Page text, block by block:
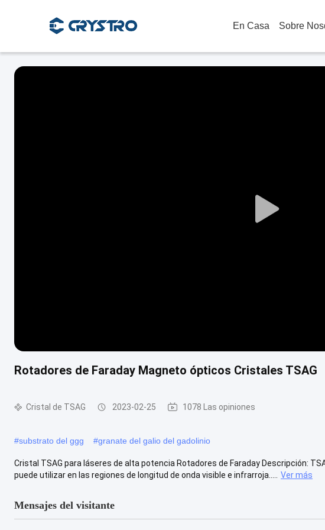
En Casa Sobre
Play
Rotadores de Faraday Magneto ópticos Cristales TSAG
Cristal de TSAG 2023-02-25 1078 Las opiniones
#substrato del ggg #granate del galio del gadolinio
Cristal TSAG para láseres de alta potencia Rotadores de Faraday Descripción:
puede utilizar en las regiones de longitud de onda visible e infrarroja.....
Ver más
Mensajes del visitante